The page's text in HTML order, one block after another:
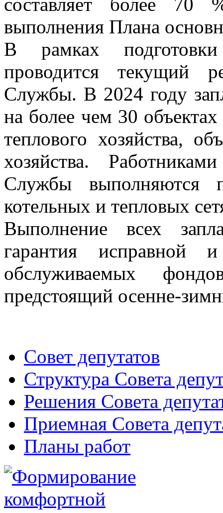
выполнения Плана
В рамках
проводится текущий
Службы. В 2024 году
на более чем 30
теплового хозяйства,
хозяйства.
Службы выполняются
котельных и тепловых
Выполнение всех
гарантия исправной и
обслуживаемых
предстоящий осенне-
Совет депутатов
Структура Совета
Решения Совета
Приемная Совета
Планы работ